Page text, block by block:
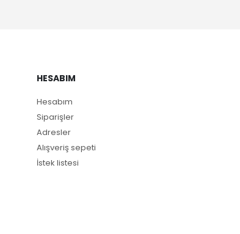
HESABIM
Hesabım
Siparişler
Adresler
Alışveriş sepeti
İstek listesi